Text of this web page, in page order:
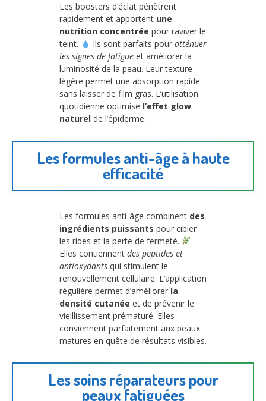
Les boosters d’éclat pénètrent
rapidement et apportent une
nutrition concentrée pour raviver le
teint.
Ils sont parfaits pour atténuer
les signes de fatigue et améliorer la
luminosité de la peau. Leur texture
légère permet une absorption rapide
sans laisser de film gras. L’utilisation
quotidienne optimise l’effet glow
naturel de l’épiderme.
Les formules anti-âge à haute
efficacité
Les formules anti-âge combinent des
ingrédients puissants pour cibler
les rides et la perte de fermeté.
Elles contiennent des peptides et
antioxydants qui stimulent le
renouvellement cellulaire. L’application
régulière permet d’améliorer la
densité cutanée et de prévenir le
vieillissement prématuré. Elles
conviennent parfaitement aux peaux
matures en quête de résultats visibles.
Les soins réparateurs pour
peaux fatiguées